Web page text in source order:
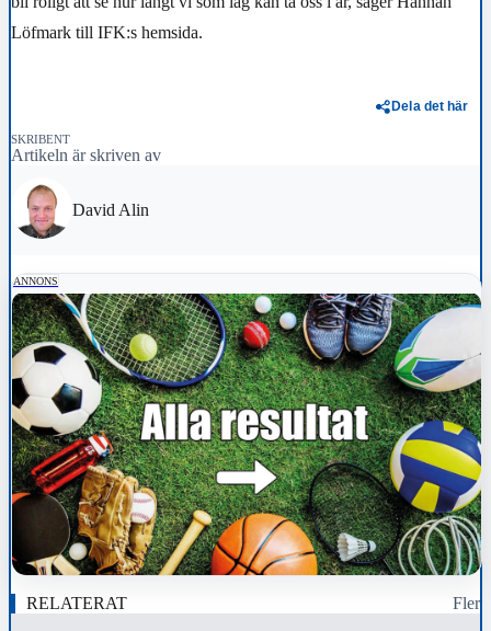
Löfmark till IFK:s hemsida.
Dela det här
SKRIBENT
Artikeln är skriven av
David Alin
ANNONS
RELATERAT Fler